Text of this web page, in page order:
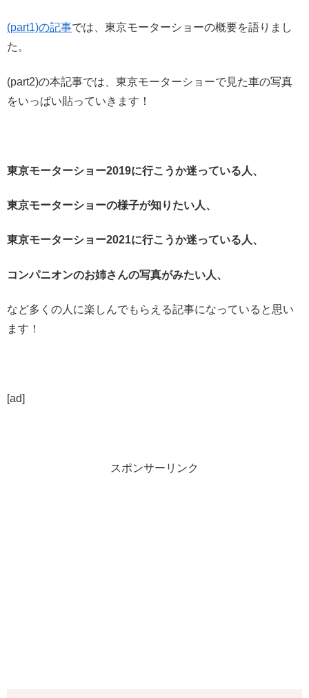
(part1)の記事では、東京モーターショーの概要を語りまし
た。
(part2)の本記事では、東京モーターショーで見た車の写真
をいっぱい貼っていきます！
東京モーターショー2019に行こうか迷っている人、
東京モーターショーの様子が知りたい人、
東京モーターショー2021に行こうか迷っている人、
コンパニオンのお姉さんの写真がみたい人、
など多くの人に楽しんでもらえる記事になっていると思い
ます！
[ad]
スポンサーリンク